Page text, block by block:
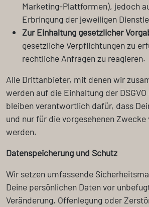
Marketing-Plattformen), jedoch
Erbringung der jeweiligen
Zur Einhaltung gesetzlicher
gesetzliche Verpflichtungen zu
rechtliche Anfragen zu reagieren.
Alle Drittanbieter, mit denen wir
werden auf die Einhaltung der
bleiben verantwortlich dafür, dass
und nur für die vorgesehenen
werden.
Datenspeicherung und Schutz
Wir setzen umfassende
Deine persönlichen Daten vor
Veränderung, Offenlegung oder